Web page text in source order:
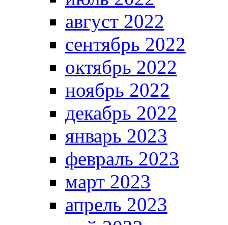
август 2022
сентябрь 2022
октябрь 2022
ноябрь 2022
декабрь 2022
январь 2023
февраль 2023
март 2023
апрель 2023